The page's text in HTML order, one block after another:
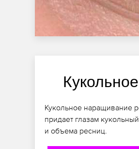
Кукольное наращивание
придает глазам
и объема ресниц.